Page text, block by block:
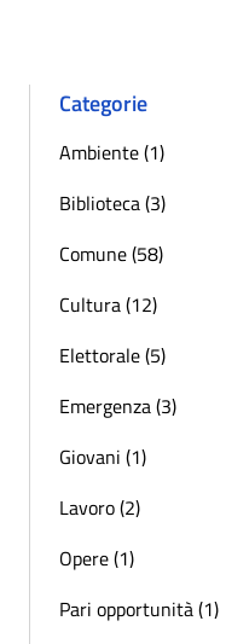
Categorie
Ambiente (1)
Biblioteca (3)
Comune (58)
Cultura (12)
Elettorale (5)
Emergenza (3)
Giovani (1)
Lavoro (2)
Opere (1)
Pari opportunità (1)